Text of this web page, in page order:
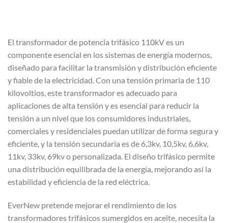
El transformador de potencia trifásico 110kV es un
componente esencial en los sistemas de energía modernos,
diseñado para facilitar la transmisión y distribución eficiente
y fiable de la electricidad. Con una tensión primaria de 110
kilovoltios, este transformador es adecuado para
aplicaciones de alta tensión y es esencial para reducir la
tensión a un nivel que los consumidores industriales,
comerciales y residenciales puedan utilizar de forma segura y
eficiente, y la tensión secundaria es de 6,3kv, 10,5kv, 6,6kv,
11kv, 33kv, 69kv o personalizada. El diseño trifásico permite
una distribución equilibrada de la energía, mejorando así la
estabilidad y eficiencia de la red eléctrica.
EverNew pretende mejorar el rendimiento de los
transformadores trifásicos sumergidos en aceite, necesita la